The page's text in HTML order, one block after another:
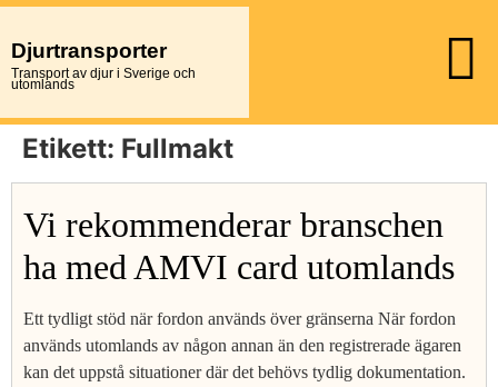
Djurtransporter
Transport av djur i Sverige och
utomlands
Etikett: Fullmakt
Vi rekommenderar branschen
ha med AMVI card utomlands
Ett tydligt stöd när fordon används över gränserna När fordon
används utomlands av någon annan än den registrerade ägaren
kan det uppstå situationer där det behövs tydlig dokumentation.